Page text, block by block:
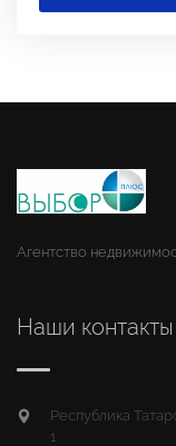
Агентство
Наши контакты
Республика
1